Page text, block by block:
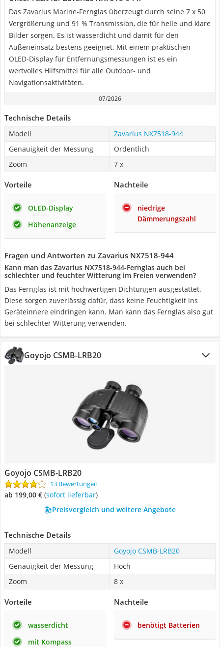
Das Zavarius Marine-Fernglas überzeugt durch seine 7 x 50
Vergrößerung und 91 % Transmission, die für helle und klare
Bilder sorgen. Es ist wasserdicht und damit für den
Außeneinsatz bestens geeignet. Mit einem praktischen
OLED-Display für Entfernungsmessungen ist es ein
wertvolles Hilfsmittel für alle Outdoor- und
Navigationsaktivitäten.
07/2026
Technische Details
Modell
Zavarius NX7518-944
Genauigkeit der Messung
Ordentlich
Zoom
7 x
Vorteile
OLED-Display
Höhenanzeige
Nachteile
niedrige
Dämmerungszahl
Fragen und Antworten zu Zavarius NX7518-944
Kann man das Zavarius NX7518-944-Fernglas auch bei
schlechter und feuchter Witterung im Freien verwenden?
Das Fernglas ist mit hochwertigen Dichtungen ausgestattet.
Diese sorgen zuverlässig dafür, dass keine Feuchtigkeit ins
Geräteinnere eindringen kann. Man kann das Fernglas also gut
bei schlechter Witterung verwenden.
Goyojo ‎CSMB-LRB20
Goyojo ‎CSMB-LRB20
13 Bewertungen
ab 199,00 € ( Sofort lieferbar)
Preisvergleich und weitere Angebote
Technische Details
Modell
Goyojo ‎CSMB-LRB20
Genauigkeit der Messung
Hoch
Zoom
8 x
Vorteile
wasserdicht
mit Kompass
Nachteile
benötigt Batterien